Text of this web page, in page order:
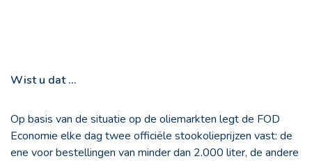
Wist u dat ...
Op basis van de situatie op de oliemarkten legt de FOD
Economie elke dag twee officiële stookolieprijzen vast: de
ene voor bestellingen van minder dan 2.000 liter, de andere